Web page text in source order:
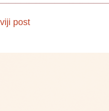
post